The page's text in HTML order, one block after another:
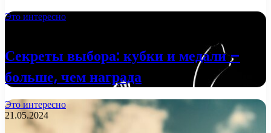
Это интересно
Секреты выбора: кубки и медали –
больше, чем награда
Это интересно
21.05.2024